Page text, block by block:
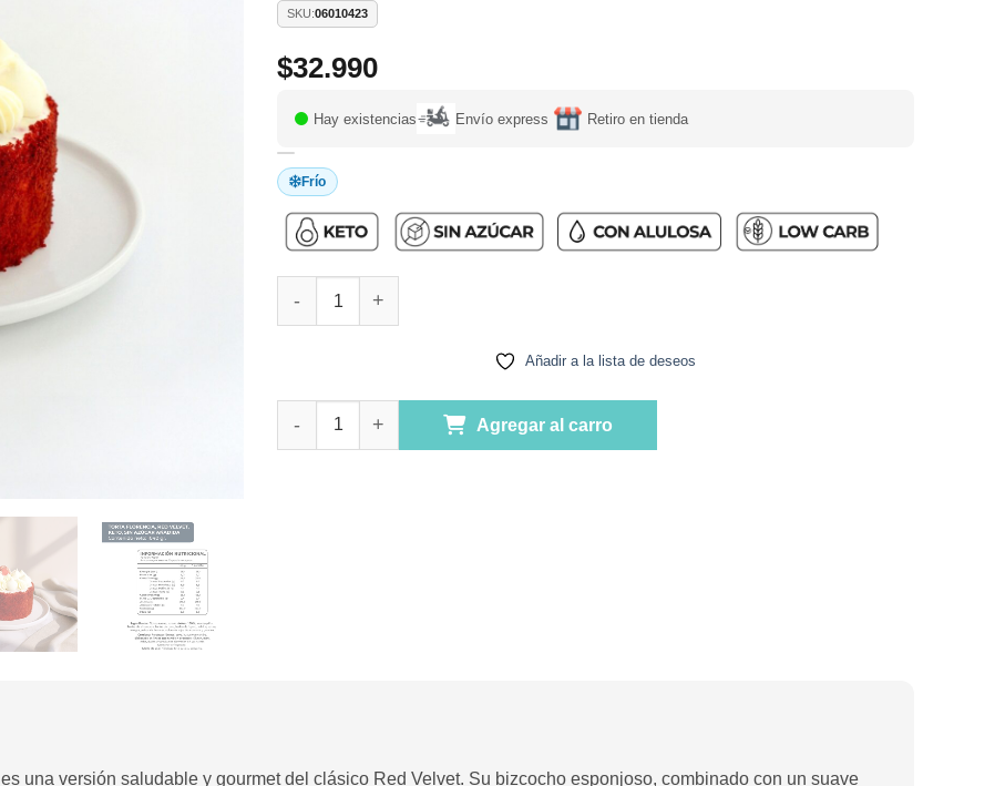
SKU:06010423
$32.990
Hay existencias Envío express Retiro en tienda
Frío
Añadir a la lista de deseos
Torta Red Velvet, Keto, 1040 g, Tremus cantidad
Agregar al carro
es una versión saludable y gourmet del clásico Red Velvet. Su bizcocho esponjoso, combinado con un suave